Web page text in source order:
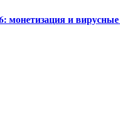
монетизация и